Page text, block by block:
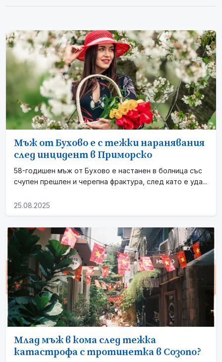
Мъж от Бухово е с тежки наранявания
след инцидент в Приморско
58-годишен мъж от Бухово е настанен в болница със
счупен прешлен и черепна фрактура, след като е уда...
25.08.2025
Млад мъж в кома след тежка
катастрофа с тротинетка в Созопо?